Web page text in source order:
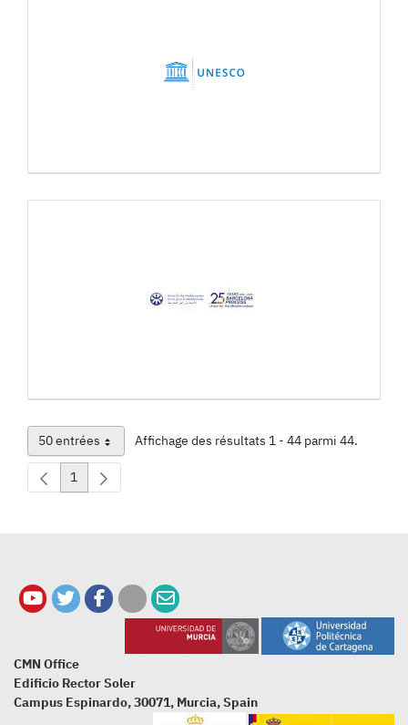
50 entrées
Par page Affichage des résultats 1 - 44 parmi 44.
Page
1
CMN Office
Edificio Rector Soler
Campus Espinardo, 30071, Murcia, Spain